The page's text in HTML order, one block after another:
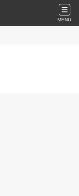
MENU